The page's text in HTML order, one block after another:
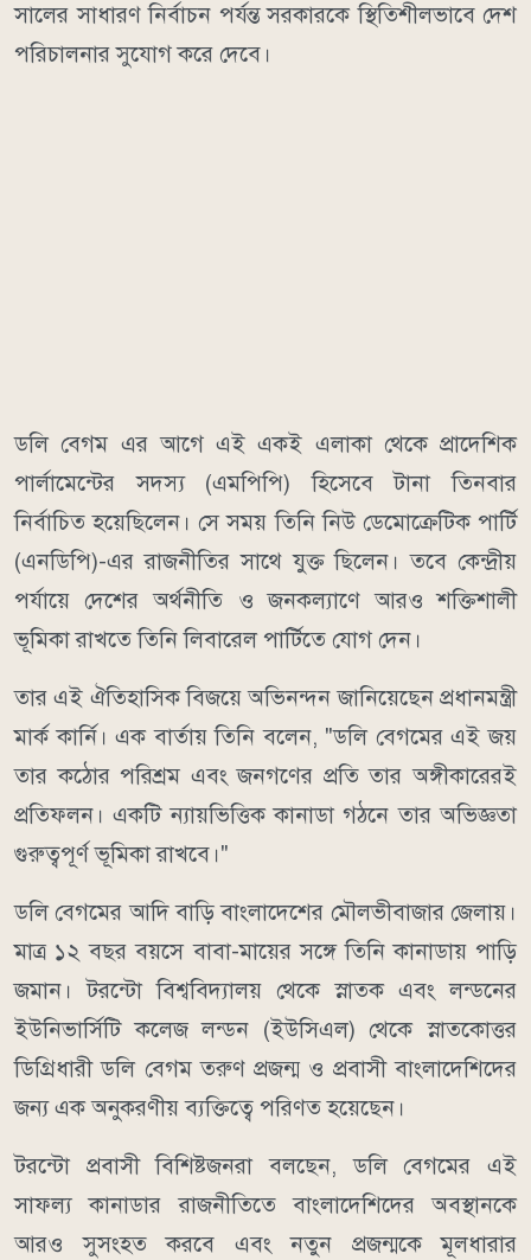
সালের সাধারণ নির্বাচন পর্যন্ত সরকারকে স্থিতিশীলভাবে দেশ
পরিচালনার সুযোগ করে দেবে।
ডলি বেগম এর আগে এই একই এলাকা থেকে প্রাদেশিক
পার্লামেন্টের সদস্য (এমপিপি) হিসেবে টানা তিনবার
নির্বাচিত হয়েছিলেন। সে সময় তিনি নিউ ডেমোক্রেটিক পার্টি
(এনডিপি)-এর রাজনীতির সাথে যুক্ত ছিলেন। তবে কেন্দ্রীয়
পর্যায়ে দেশের অর্থনীতি ও জনকল্যাণে আরও শক্তিশালী
ভূমিকা রাখতে তিনি লিবারেল পার্টিতে যোগ দেন।
তার এই ঐতিহাসিক বিজয়ে অভিনন্দন জানিয়েছেন প্রধানমন্ত্রী
মার্ক কার্নি। এক বার্তায় তিনি বলেন, "ডলি বেগমের এই জয়
তার কঠোর পরিশ্রম এবং জনগণের প্রতি তার অঙ্গীকারেরই
প্রতিফলন। একটি ন্যায়ভিত্তিক কানাডা গঠনে তার অভিজ্ঞতা
গুরুত্বপূর্ণ ভূমিকা রাখবে।"
ডলি বেগমের আদি বাড়ি বাংলাদেশের মৌলভীবাজার জেলায়।
মাত্র ১২ বছর বয়সে বাবা-মায়ের সঙ্গে তিনি কানাডায় পাড়ি
জমান। টরন্টো বিশ্ববিদ্যালয় থেকে স্নাতক এবং লন্ডনের
ইউনিভার্সিটি কলেজ লন্ডন (ইউসিএল) থেকে স্নাতকোত্তর
ডিগ্রিধারী ডলি বেগম তরুণ প্রজন্ম ও প্রবাসী বাংলাদেশিদের
জন্য এক অনুকরণীয় ব্যক্তিত্বে পরিণত হয়েছেন।
টরন্টো প্রবাসী বিশিষ্টজনরা বলছেন, ডলি বেগমের এই
সাফল্য কানাডার রাজনীতিতে বাংলাদেশিদের অবস্থানকে
আরও সুসংহত করবে এবং নতুন প্রজন্মকে মূলধারার